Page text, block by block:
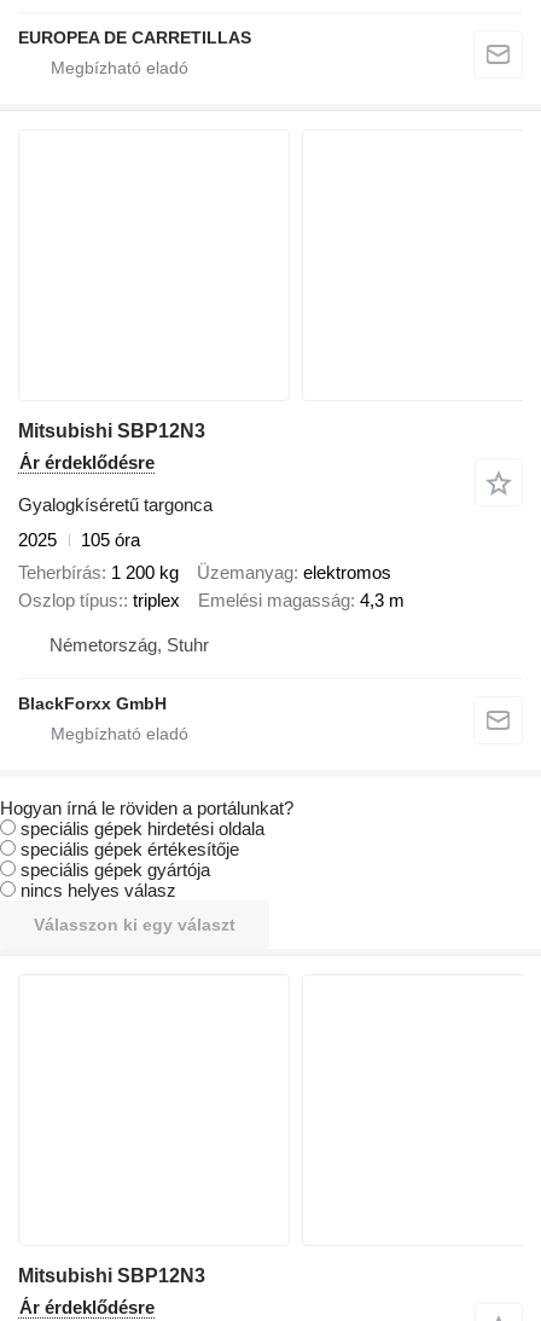
EUROPEA DE CARRETILLAS
Mitsubishi SBP12N3
Ár érdeklődésre
Gyalogkíséretű targonca
2025
105 óra
Teherbírás 1 200 kg Üzemanyag elektromos
Oszlop típus: triplex Emelési magasság 4,3 m
Németország, Stuhr
BlackForxx GmbH
Hogyan írná le röviden a portálunkat?
speciális gépek hirdetési oldala
speciális gépek értékesítője
speciális gépek gyártója
nincs helyes válasz
Válasszon ki egy választ
Mitsubishi SBP12N3
Ár érdeklődésre